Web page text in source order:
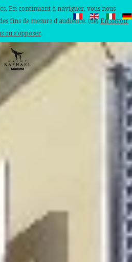
En continuant à naviguer, vous nous
fins de mesure d'audience. (de) En savoir
ou s'opposer.